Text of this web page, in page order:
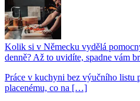
Kolik si v Německu vydělá
denně? Až to uvidíte, spadne vám
Práce v kuchyni bez výučního listu
placenému, co na […]